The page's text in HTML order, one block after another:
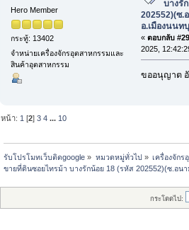
Hero Member
กระทู้: 13402
จำหน่ายเครื่องจักรอุตสาหกรรมและ
สินค้าอุตสาหกรรม
บางรั
202552)(ซ.
อ.เมืองนนท
« ตอบกลับ
2025,
ขออนุญาต
หน้า: 1 [2]3 4 ... 10
รับโปรโมทเว็บติดgoogle » หมวดหมู่ทั่วไป» เครื่องจัก
ขายที่ดินซอยไทรม้า บางรักน้อย 18 (รหัส 202552)(ซ.อน
กระโดดไป: